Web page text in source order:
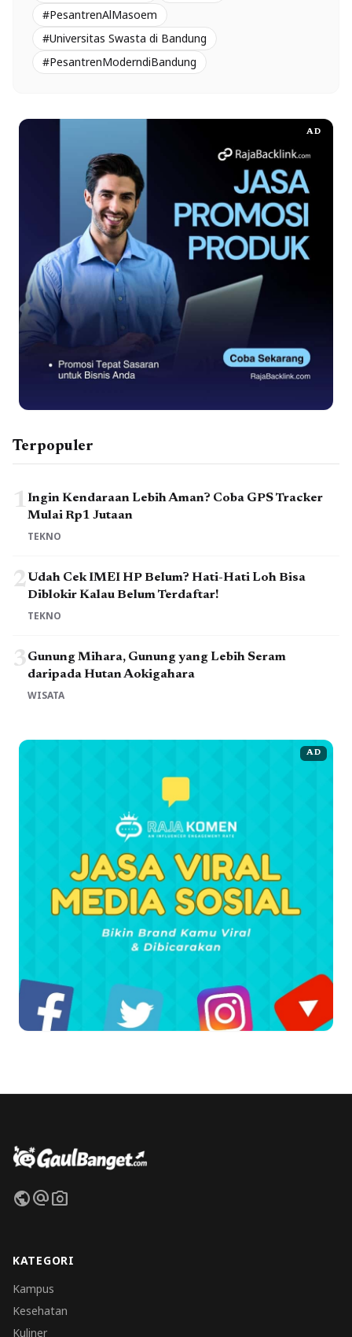
#PesantrenAlMasoem
#Universitas Swasta di Bandung
#PesantrenModerndiBandung
AD
Terpopuler
1Ingin Kendaraan Lebih Aman? Coba GPS Tracker
Mulai Rp1 Jutaan
TEKNO
2Udah Cek IMEI HP Belum? Hati-Hati Loh Bisa
Diblokir Kalau Belum Terdaftar!
TEKNO
3Gunung Mihara, Gunung yang Lebih Seram
daripada Hutan Aokigahara
WISATA
AD
publicalternate_emailphoto_camera
KATEGORI
Kampus
Kesehatan
Kuliner